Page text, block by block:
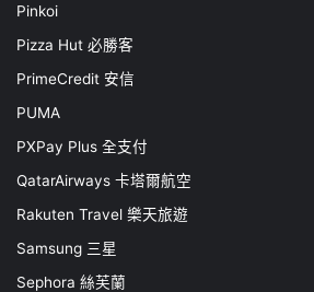
Pinkoi
Pizza Hut 必勝客
PrimeCredit 安信
PUMA
PXPay Plus 全支付
QatarAirways 卡塔爾航空
Rakuten Travel 樂天旅遊
Samsung 三星
Sephora 絲芙蘭